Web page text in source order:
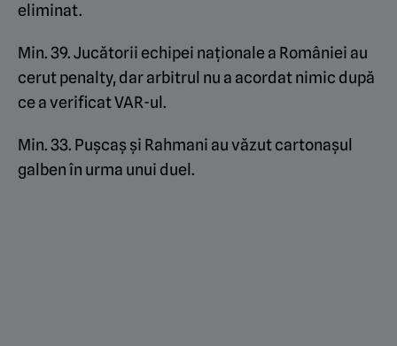
eliminat.
Min. 39. Jucătorii echipei naționale a României au
cerut penalty, dar arbitrul nu a acordat nimic după
ce a verificat VAR-ul.
Min. 33. Pușcaș și Rahmani au văzut cartonașul
galben în urma unui duel.